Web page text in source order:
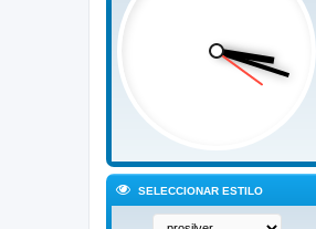
SELECCIONAR ESTILO